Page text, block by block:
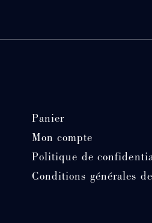
Panier
Mon compte
Politique de
Conditions générales